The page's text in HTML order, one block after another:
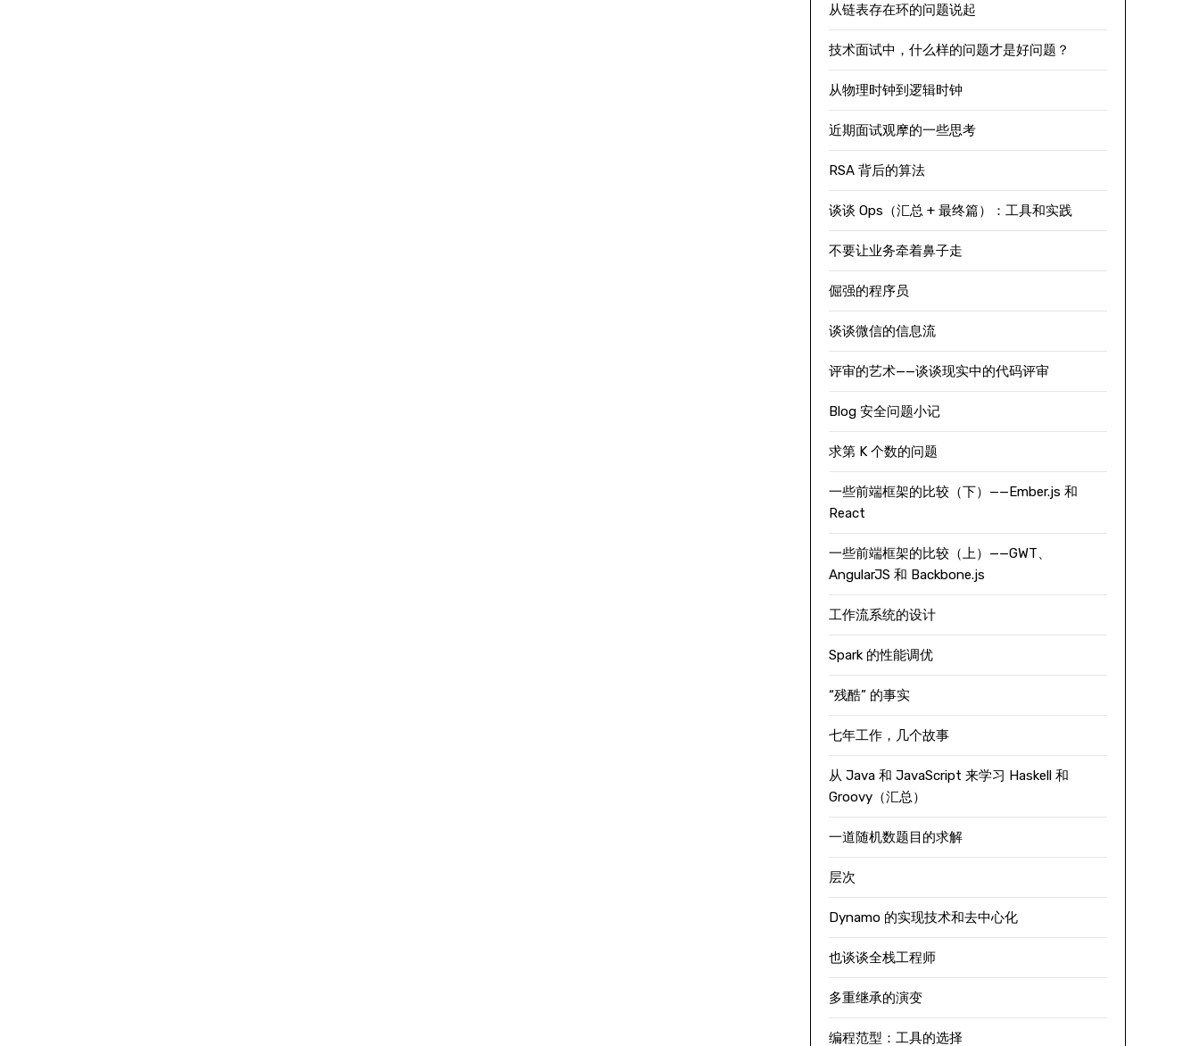
从链表存在环的问题说起
技术面试中，什么样的问题才是好问题？
从物理时钟到逻辑时钟
近期面试观摩的一些思考
RSA 背后的算法
谈谈 Ops（汇总 + 最终篇）：工具和实践
不要让业务牵着鼻子走
倔强的程序员
谈谈微信的信息流
评审的艺术——谈谈现实中的代码评审
Blog 安全问题小记
求第 K 个数的问题
一些前端框架的比较（下）——Ember.js 和
React
一些前端框架的比较（上）——GWT、
AngularJS 和 Backbone.js
工作流系统的设计
Spark 的性能调优
“残酷” 的事实
七年工作，几个故事
从 Java 和 JavaScript 来学习 Haskell 和
Groovy（汇总）
一道随机数题目的求解
层次
Dynamo 的实现技术和去中心化
也谈谈全栈工程师
多重继承的演变
编程范型：工具的选择